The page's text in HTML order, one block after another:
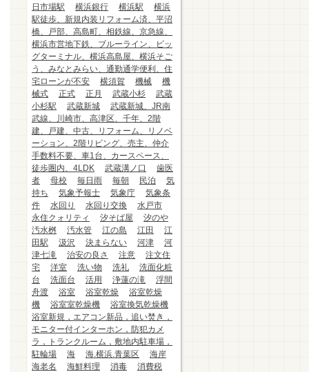
日市場駅
横浜銀行 横浜駅
横浜
駅徒歩、新規内装リフォーム済、平沼
橋、戸部、高島町、相鉄線、京急線、
横浜市営地下鉄、ブルーライン、ビッ
グターミナル、横浜高島屋、横浜そご
う、みなとみらい、通勤通学便利、住
宅ローンが不安
横須賀 機械
機
械式
正式 正月 武蔵小杉
武蔵
小杉駅
武蔵新城
武蔵新城、JR南
武線、川崎市、高津区、千年、2階
建、戸建、中古、リフォーム、リノベ
ーション、2階リビング、売主、仲介
手数料不要、車1台、カースペース、
徒歩圏内、4LDK
武蔵溝ノ口
歯医
者
母校 毎日雨 毎朝 民泊
気
持ち
気象予報士 気象庁
気象条
件
水回り 水回り交換
水戸市
永住クォリティ
汐そば屋
汐のや
汚水桝
汚水管 江の島 江田
江
田駅
汲沢 決まらない 河津
河
津七滝
治安の良さ 注意
注文住
宅
洋室 洗い物 洗礼
洗面化粧
台
洗面台 活用 浄蓮の滝
浮間
舟渡
浴室 浴室乾燥
浴室乾燥
機
浴室室乾燥機
浴室換気乾燥機
浴室新規，エアコン新品，追い焚き，
モニター付インターホン，防犯カメ
ラ，トランクルーム，敷地内駐車場，
駐輪場
海 海.横浜.青葉区
海岸
海老名
海鮮料理 消毒
消費税